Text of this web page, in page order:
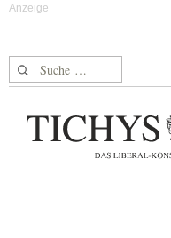
Suche nach: